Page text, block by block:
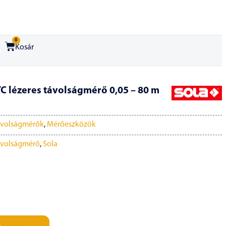
0
Kosár
lézeres távolságmérő 0,05 – 80 m
, Mérőeszközök
,Sola